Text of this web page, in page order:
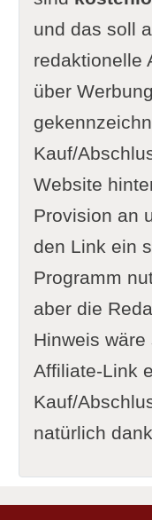
und das soll
redaktionelle
über
Kauf/
Website
Provision an
den Link ein
Programm
aber die
Hinweis
Affiliate-Link
Kauf/
natürlich